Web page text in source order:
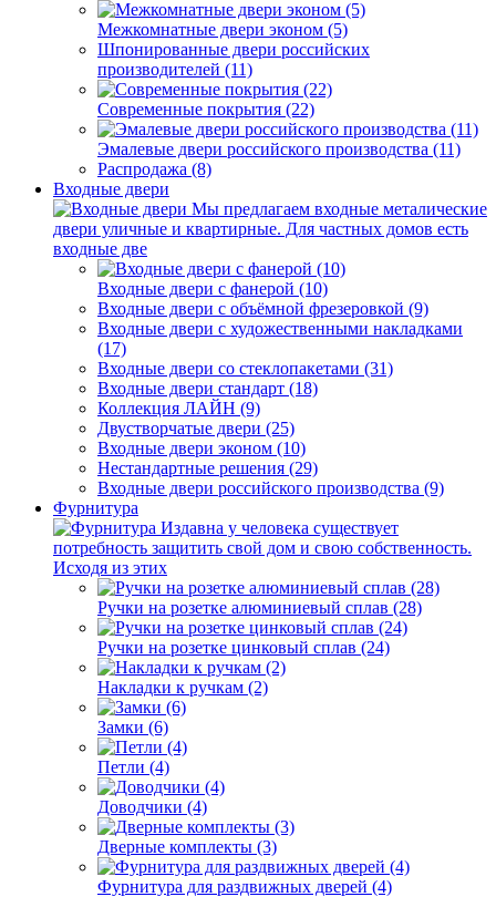
Межкомнатные двери эконом (5)
Шпонированные двери российских
производителей (11)
Современные покрытия (22)
Эмалевые двери российского производства (11)
Распродажа (8)
Входные двери
Мы предлагаем входные металические
двери уличные и квартирные. Для частных домов есть
входные две
Входные двери с фанерой (10)
Входные двери с объёмной фрезеровкой (9)
Входные двери с художественными накладками
(17)
Входные двери со стеклопакетами (31)
Входные двери стандарт (18)
Коллекция ЛАЙН (9)
Двустворчатые двери (25)
Входные двери эконом (10)
Нестандартные решения (29)
Входные двери российского производства (9)
Фурнитура
Издавна у человека существует
потребность защитить свой дом и свою собственность.
Исходя из этих
Ручки на розетке алюминиевый сплав (28)
Ручки на розетке цинковый сплав (24)
Накладки к ручкам (2)
Замки (6)
Петли (4)
Доводчики (4)
Дверные комплекты (3)
Фурнитура для раздвижных дверей (4)